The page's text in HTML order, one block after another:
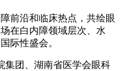
前沿和临床热点，共绘眼
在白内障领域层次、水
际性盛会。
集团、湖南省医学会眼科